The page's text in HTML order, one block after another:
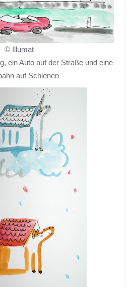
© Illumat
ein Auto auf der Straße und eine
auf Schienen